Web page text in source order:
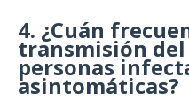
4. ¿Cuán
transmisión
personas
asintomáticas?